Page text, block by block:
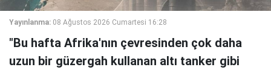
Yayınlanma: 08 Ağustos 2026 Cumartesi 16:28
"Bu hafta Afrika'nın çevresinden çok daha
uzun bir güzergah kullanan altı tanker gibi